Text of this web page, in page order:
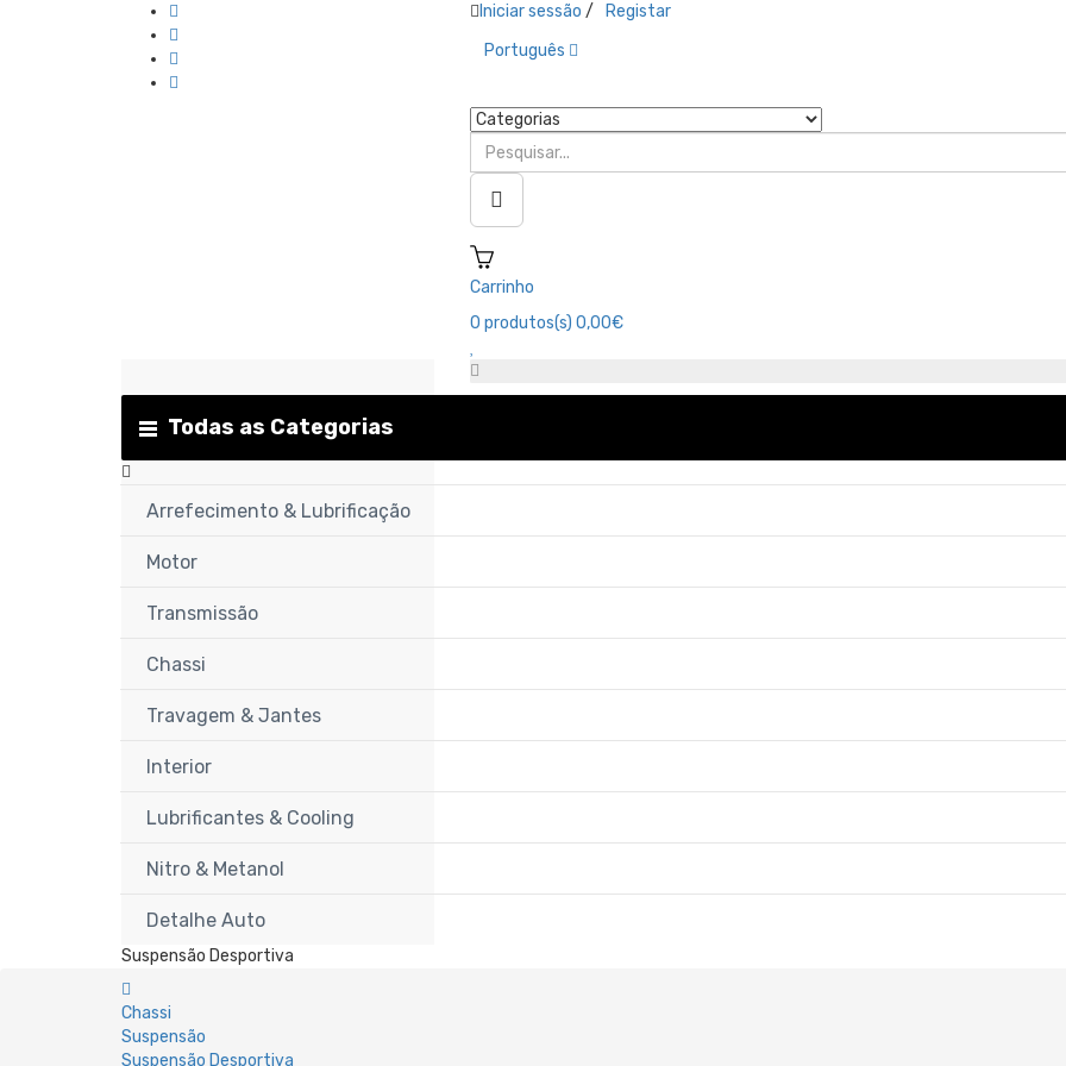
Iniciar sessão /
Registar
Português
Carrinho
0 produtos(s) 0,00€
Todas as Categorias
Arrefecimento & Lubrificação
Motor
Transmissão
Chassi
Travagem & Jantes
Interior
Lubrificantes & Cooling
Nitro & Metanol
Detalhe Auto
Suspensão Desportiva
Chassi
Suspensão
Suspensão Desportiva